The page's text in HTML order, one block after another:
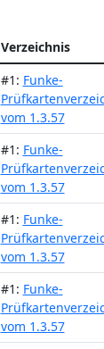
Verzeichnis
#1: Funke-
vom 1.3.57
#1: Funke-
vom 1.3.57
#1: Funke-
vom 1.3.57
#1: Funke-
vom 1.3.57